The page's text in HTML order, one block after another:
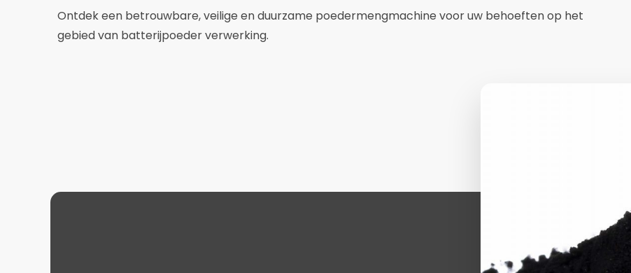
Ontdek een betrouwbare, veilige en duurzame poedermengmachine voor uw behoeften op het
gebied van batterijpoeder verwerking.